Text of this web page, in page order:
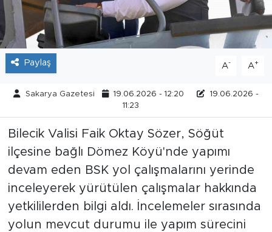
Paylaş A- A+
Sakarya Gazetesi 19.06.2026 - 12:20
19.06.2026 -
11:23
Bilecik Valisi Faik Oktay Sözer, Söğüt
ilçesine bağlı Dömez Köyü'nde yapımı
devam eden BSK yol çalışmalarını yerinde
inceleyerek yürütülen çalışmalar hakkında
yetkililerden bilgi aldı. İncelemeler sırasında
yolun mevcut durumu ile yapım sürecini
Söyleşi
Foto Şaka
Teknoloji
Politika